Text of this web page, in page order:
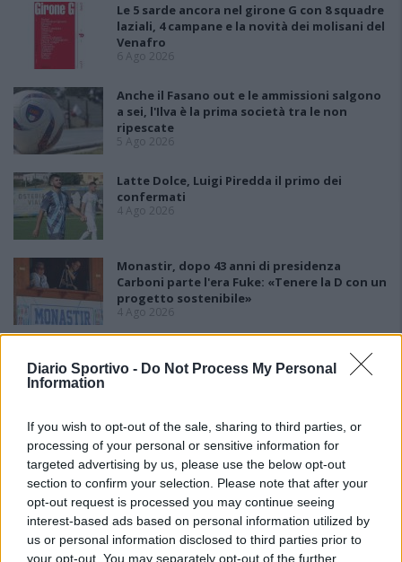
Diario Sportivo - Do Not Process My Personal
Information
If you wish to opt-out of the sale, sharing to third parties, or
processing of your personal or sensitive information for
targeted advertising by us, please use the below opt-out
section to confirm your selection. Please note that after your
opt-out request is processed you may continue seeing
interest-based ads based on personal information utilized by
us or personal information disclosed to third parties prior to
your opt-out. You may separately opt-out of the further
Le 5 sarde ancora nel girone G con 8 squadre
laziali, 4 campane e la novità dei molisani del
Venafro
6 Ago 2026
Anche il Fasano out e le ammissioni salgono
a sei, l'Ilva è la prima società tra le non
ripescate
5 Ago 2026
Latte Dolce, Luigi Piredda il primo dei
confermati
4 Ago 2026
Monastir, dopo 43 anni di presidenza
Carboni parte l'era Fuke: «Tenere la D con un
progetto sostenibile»
4 Ago 2026
rinviate al 5 agosto le ammissioni